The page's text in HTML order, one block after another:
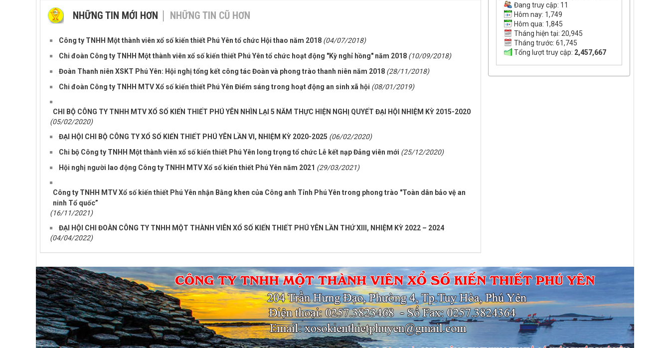
NHỮNG TIN MỚI HƠN NHỮNG TIN CŨ HƠN
Công ty TNHH Một thành viên xổ số kiến thiết Phú Yên tổ chức Hội thao năm 2018 (04/07/2018)
Chi đoàn Công ty TNHH Một thành viên xổ số kiến thiết Phú Yên tổ chức hoạt động "Kỳ nghỉ hồng" năm 2018 (10/09/2018)
Đoàn Thanh niên XSKT Phú Yên: Hội nghị tổng kết công tác Đoàn và phong trào thanh niên năm 2018 (28/11/2018)
Chi đoàn Công ty TNHH MTV Xổ số kiến thiết Phú Yên Điểm sáng trong hoạt động an sinh xã hội (08/01/2019)
CHI BỘ CÔNG TY TNHH MTV XỔ SỐ KIẾN THIẾT PHÚ YÊN NHÌN LẠI 5 NĂM THỰC HIỆN NGHỊ QUYẾT ĐẠI HỘI NHIỆM KỲ 2015-2020
(05/02/2020)
ĐẠI HỘI CHI BỘ CÔNG TY XỔ SỐ KIẾN THIẾT PHÚ YÊN LẦN VI, NHIỆM KỲ 2020-2025 (06/02/2020)
Chi bộ Công ty TNHH Một thành viên xổ số kiến thiết Phú Yên long trọng tổ chức Lễ kết nạp Đảng viên mới (25/12/2020)
Hội nghị người lao động Công ty TNHH MTV Xổ số kiến thiết Phú Yên năm 2021 (29/03/2021)
Công ty TNHH MTV Xổ số kiến thiết Phú Yên nhận Bằng khen của Công anh Tỉnh Phú Yên trong phong trào "Toàn dân bảo vệ an
ninh Tổ quốc”
(16/11/2021)
ĐẠI HỘI CHI ĐOÀN CÔNG TY TNHH MỘT THÀNH VIÊN XỔ SỐ KIẾN THIẾT PHÚ YÊN LẦN THỨ XIII, NHIỆM KỲ 2022 – 2024
(04/04/2022)
Đang truy cập: 11
Hôm nay: 1,749
Hôm qua: 1,845
Tháng hiện tại: 20,945
Tháng trước: 61,745
Tổng lượt truy cập: 2,457,667